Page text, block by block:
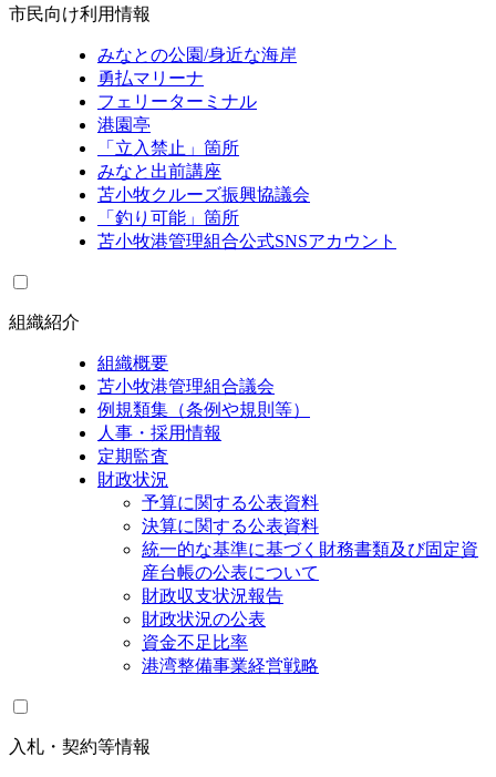
市民向け利用情報
みなとの公園/身近な海岸
勇払マリーナ
フェリーターミナル
港園亭
「立入禁止」箇所
みなと出前講座
苫小牧クルーズ振興協議会
「釣り可能」箇所
苫小牧港管理組合公式SNSアカウント
組織紹介
組織概要
苫小牧港管理組合議会
例規類集（条例や規則等）
人事・採用情報
定期監査
財政状況
予算に関する公表資料
決算に関する公表資料
統一的な基準に基づく財務書類及び固定資
産台帳の公表について
財政収支状況報告
財政状況の公表
資金不足比率
港湾整備事業経営戦略
入札・契約等情報